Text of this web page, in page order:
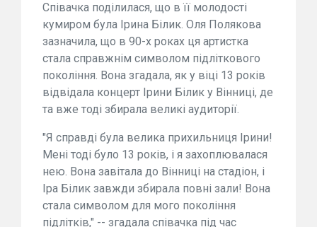
Співачка поділилася, що в її молодості
кумиром була Ірина Білик. Оля Полякова
зазначила, що в 90-х роках ця артистка
стала справжнім символом підліткового
покоління. Вона згадала, як у віці 13 років
відвідала концерт Ірини Білик у Вінниці, де
та вже тоді збирала великі аудиторії.
"Я справді була велика прихильниця Ірини!
Мені тоді було 13 років, і я захоплювалася
нею. Вона завітала до Вінниці на стадіон, і
Іра Білик завжди збирала повні зали! Вона
стала символом для мого покоління
підлітків," -- згадала співачка під час